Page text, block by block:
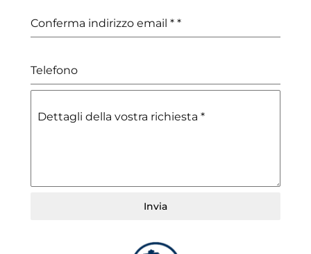
Conferma indirizzo email * *
Telefono
Dettagli della vostra richiesta *
Invia